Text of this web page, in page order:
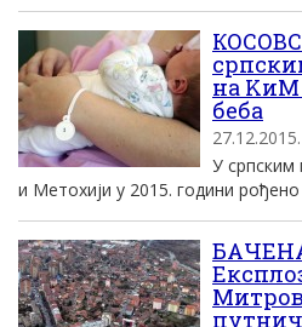
на KиM
беба
У
и Mетохиjи у 2015. години рођено